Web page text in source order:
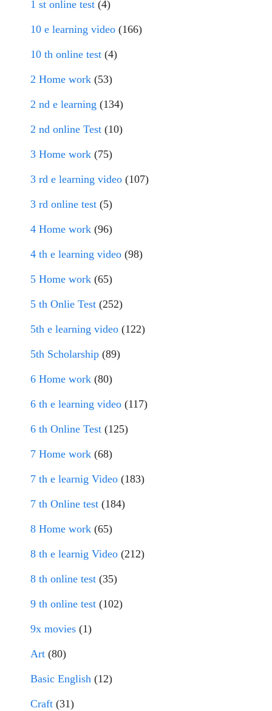
1 st online test (4)
10 e learning video (166)
10 th online test (4)
2 Home work (53)
2 nd e learning (134)
2 nd online Test (10)
3 Home work (75)
3 rd e learning video (107)
3 rd online test (5)
4 Home work (96)
4 th e learning video (98)
5 Home work (65)
5 th Onlie Test (252)
5th e learning video (122)
5th Scholarship (89)
6 Home work (80)
6 th e learning video (117)
6 th Online Test (125)
7 Home work (68)
7 th e learnig Video (183)
7 th Online test (184)
8 Home work (65)
8 th e learnig Video (212)
8 th online test (35)
9 th online test (102)
9x movies (1)
Art (80)
Basic English (12)
Craft (31)